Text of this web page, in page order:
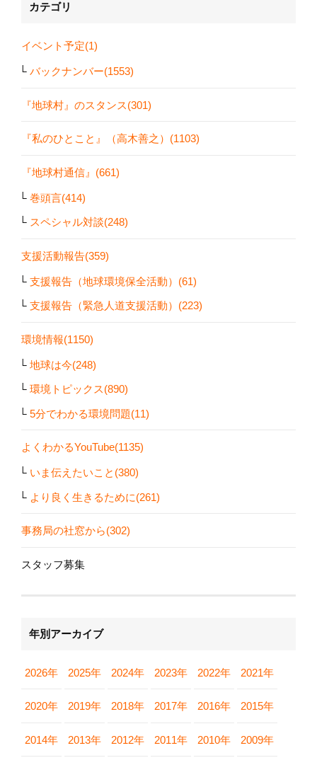
カテゴリ
イベント予定(1)
バックナンバー(1553)
『地球村』のスタンス(301)
『私のひとこと』（高木善之）(1103)
『地球村通信』(661)
巻頭言(414)
スペシャル対談(248)
支援活動報告(359)
支援報告（地球環境保全活動）(61)
支援報告（緊急人道支援活動）(223)
環境情報(1150)
地球は今(248)
環境トピックス(890)
5分でわかる環境問題(11)
よくわかるYouTube(1135)
いま伝えたいこと(380)
より良く生きるために(261)
事務局の社窓から(302)
スタッフ募集
年別アーカイブ
2026年 2025年 2024年 2023年 2022年 2021年
2020年 2019年 2018年 2017年 2016年 2015年
2014年 2013年 2012年 2011年 2010年 2009年